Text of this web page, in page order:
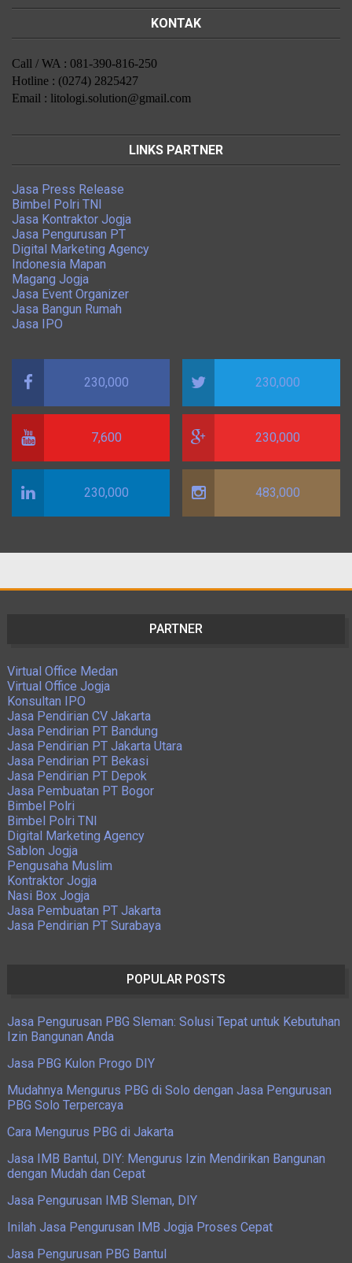
KONTAK
Call / WA : 081-390-816-250
Hotline : (0274) 2825427
Email : litologi.solution@gmail.com
LINKS PARTNER
Jasa Press Release
Bimbel Polri TNI
Jasa Kontraktor Jogja
Jasa Pengurusan PT
Digital Marketing Agency
Indonesia Mapan
Magang Jogja
Jasa Event Organizer
Jasa Bangun Rumah
Jasa IPO
230,000 230,000
7,600 230,000
230,000 483,000
PARTNER
Virtual Office Medan
Virtual Office Jogja
Konsultan IPO
Jasa Pendirian CV Jakarta
Jasa Pendirian PT Bandung
Jasa Pendirian PT Jakarta Utara
Jasa Pendirian PT Bekasi
Jasa Pendirian PT Depok
Jasa Pembuatan PT Bogor
Bimbel Polri
Bimbel Polri TNI
Digital Marketing Agency
Sablon Jogja
Pengusaha Muslim
Kontraktor Jogja
Nasi Box Jogja
Jasa Pembuatan PT Jakarta
Jasa Pendirian PT Surabaya
POPULAR POSTS
Jasa Pengurusan PBG Sleman: Solusi Tepat untuk Kebutuhan
Izin Bangunan Anda
Jasa PBG Kulon Progo DIY
Mudahnya Mengurus PBG di Solo dengan Jasa Pengurusan
PBG Solo Terpercaya
Cara Mengurus PBG di Jakarta
Jasa IMB Bantul, DIY: Mengurus Izin Mendirikan Bangunan
dengan Mudah dan Cepat
Jasa Pengurusan IMB Sleman, DIY
Inilah Jasa Pengurusan IMB Jogja Proses Cepat
Jasa Pengurusan PBG Bantul